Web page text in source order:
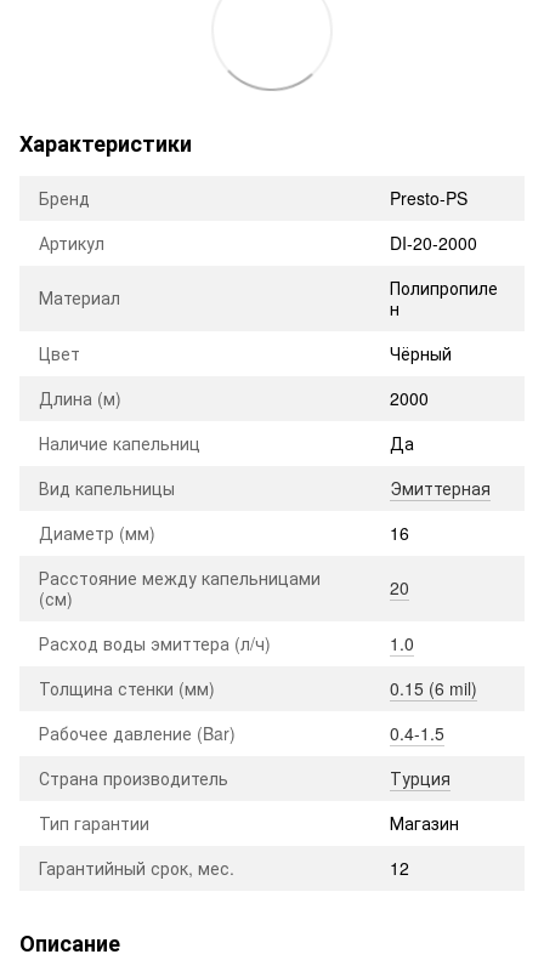
Характеристики
Бренд
Presto-PS
Артикул
DI-20-2000
Материал
Полипропиле
н
Цвет
Чёрный
Длина (м)
2000
Наличие капельниц
Да
Вид капельницы
Эмиттерная
Диаметр (мм)
16
Расстояние между капельницами
(см)
20
Расход воды эмиттера (л/ч)
1.0
Толщина стенки (мм)
0.15 (6 mil)
Рабочее давление (Bar)
0.4-1.5
Страна производитель
Турция
Тип гарантии
Магазин
Гарантийный срок, мес.
12
Описание